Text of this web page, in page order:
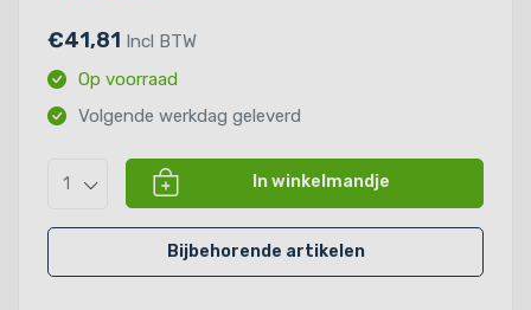
€41,81 Incl BTW
Op voorraad
Volgende werkdag geleverd
1 In winkelmandje
Bijbehorende artikelen